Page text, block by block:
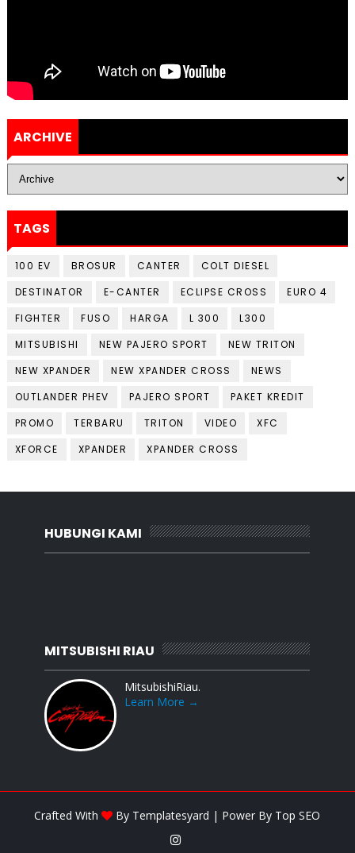
ARCHIVE
TAGS
100 EV BROSUR CANTER
COLT DIESEL
DESTINATOR
E-CANTER ECLIPSE CROSS
EURO 4
FIGHTER
FUSO HARGA L 300
L300
MITSUBISHI
NEW PAJERO SPORT
NEW TRITON
NEW XPANDER
NEW XPANDER CROSS
NEWS
OUTLANDER PHEV
PAJERO SPORT
PAKET KREDIT
PROMO
TERBARU TRITON VIDEO
XFC
XFORCE
XPANDER XPANDER CROSS
HUBUNGI KAMI
MITSUBISHI RIAU
MitsubishiRiau.
Learn More →
Crafted With By Templatesyard | Power By Top SEO